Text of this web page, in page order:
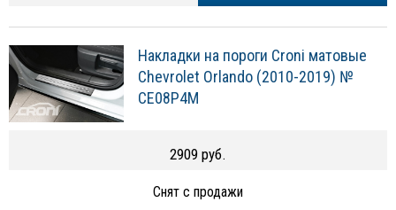
Накладки на пороги Croni матовые
Chevrolet Orlando (2010-2019) №
CE08P4M
2909 руб.
Снят с продажи